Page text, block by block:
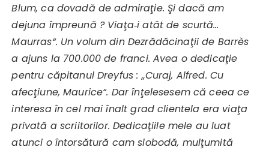
Blum, ca dovadă de admiraţie. Şi dacă am
dejuna împreună ? Viaţa‑i atât de scurtă…
Maurras“. Un volum din Dezrădăcinaţii de Barrès
a ajuns la 700.000 de franci. Avea o dedicaţie
pentru căpitanul Dreyfus : „Curaj, Alfred. Cu
afecţiune, Maurice“. Dar înţelesesem că ceea ce
interesa în cel mai înalt grad clientela era viaţa
privată a scriitorilor. Dedicaţiile mele au luat
atunci o întorsătură cam slobodă, mulţumită